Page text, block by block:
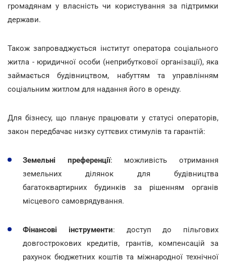
громадянам у власність чи користування за підтримки
держави.
Також запроваджується інститут оператора соціального
житла - юридичної особи (неприбуткової організації), яка
займається будівництвом, набуттям та управлінням
соціальним житлом для надання його в оренду.
Для бізнесу, що планує працювати у статусі операторів,
закон передбачає низку суттєвих стимулів та гарантій:
Земельні преференції: можливість отримання
земельних ділянок для будівництва
багатоквартирних будинків за рішенням органів
місцевого самоврядування.
Фінансові інструменти: доступ до пільгових
довгострокових кредитів, грантів, компенсацій за
рахунок бюджетних коштів та міжнародної технічної